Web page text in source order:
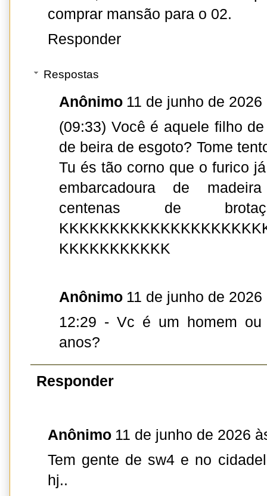
comprar mansão para o 02.
Responder
Respostas
Anônimo 11 de junho de
(09:33) Você é aquele filho
de beira de esgoto? Tome
Tu és tão corno que o furico
embarcadoura de
centenas de
KKKKKKKKKKK
Anônimo 11 de junho de
12:29 - Vc é um homem
anos?
Responder
Anônimo 11 de junho de 2026
Tem gente de sw4 e no
hj..